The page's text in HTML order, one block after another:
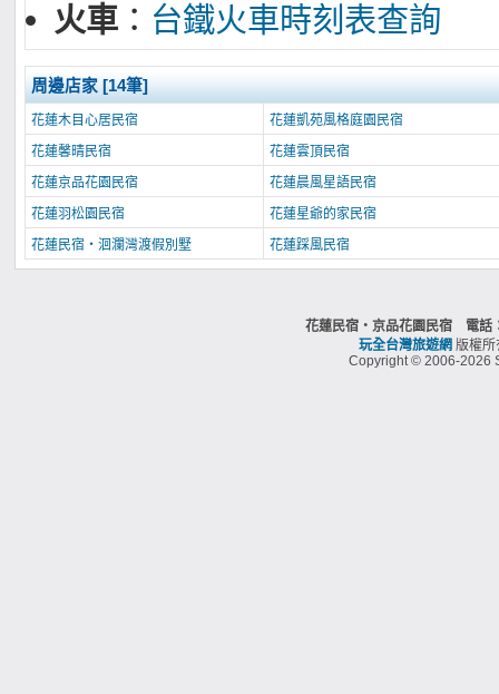
火車 ： 台鐵火車時刻表查詢
周邊店家 [14筆]
花蓮木目心居民宿
花蓮凱苑風格庭園民宿
花蓮馨晴民宿
花蓮雲頂民宿
花蓮京品花園民宿
花蓮晨風星語民宿
花蓮羽松園民宿
花蓮星爺的家民宿
花蓮民宿‧洄瀾灣渡假別墅
花蓮踩風民宿
花蓮民宿‧京品花園民宿 電
玩全台灣旅遊網 版權
Copyright © 2006-2026